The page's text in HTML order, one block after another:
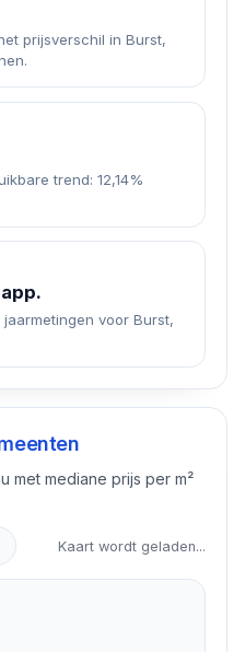
prijsverschil in Burst,
trend: 12,14%
voor Burst,
met mediane prijs per m²
Kaart wordt geladen...